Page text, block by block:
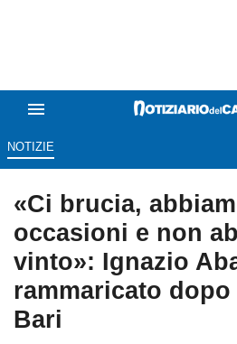
NOTIZIE
«Ci brucia,
occasioni e non
vinto»: Ignazio
rammaricato
Bari